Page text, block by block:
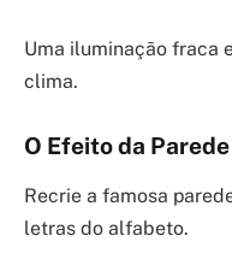
Uma iluminação fraca
clima.
O Efeito da
Recrie a famosa
letras do alfabeto.